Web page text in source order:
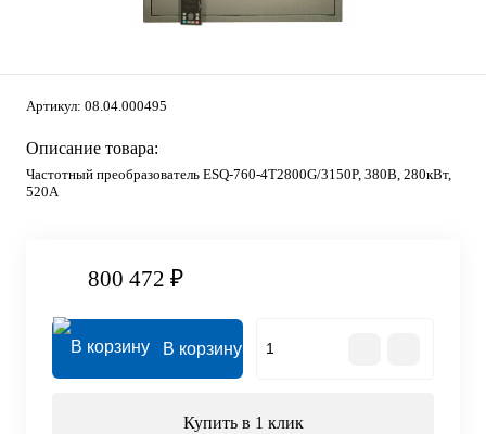
Артикул: 08.04.000495
Описание товара:
Частотный преобразователь ESQ-760-4T2800G/3150P, 380В, 280кВт,
520А
800 472 ₽
В корзину
Купить в 1 клик